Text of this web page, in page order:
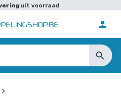
uit voorraad